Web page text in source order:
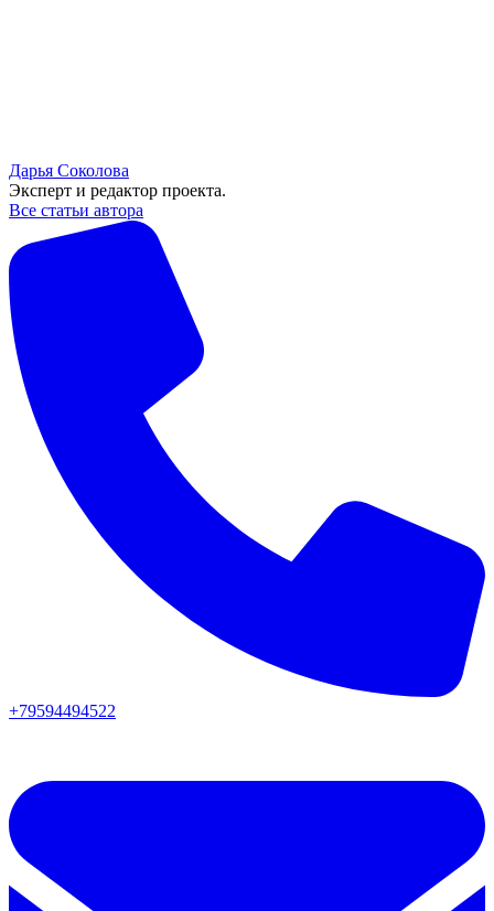
Дарья Соколова
Эксперт и редактор проекта.
Все статьи автора
+79594494522